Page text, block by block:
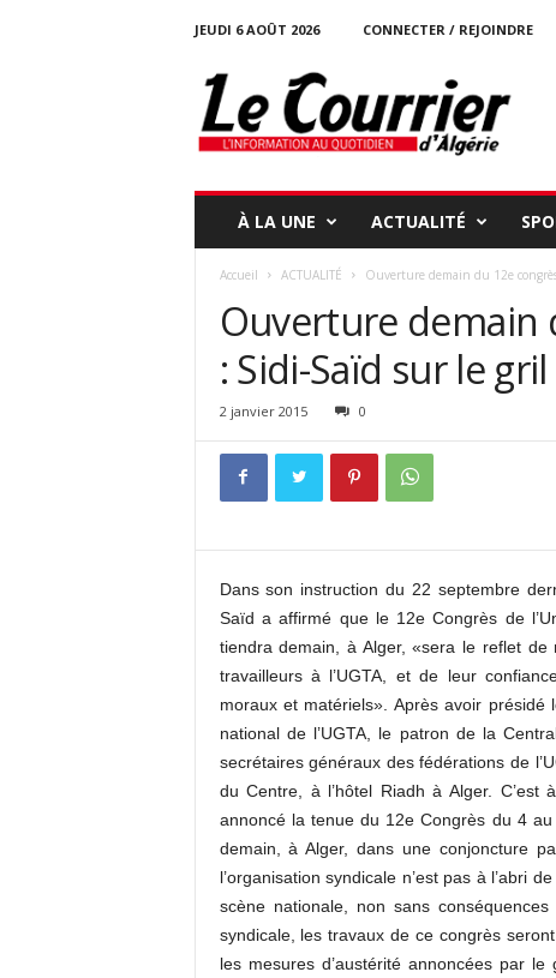
JEUDI 6 AOÛT 2026
CONNECTER / REJOINDRE
o
u
À LA UNE ACTUALITÉ
Accueil ACTUALITÉ Ouverture demain du 12e
Ouverture demain
: Sidi-Saïd sur le gril
2 janvier 2015 0
Dans son instruction du 22 septembre
Saïd a affirmé que le 12e Congrès de
tiendra demain, à Alger, «sera le reflet de
travailleurs à l’UGTA, et de leur
moraux et matériels». Après avoir
national de l’UGTA, le patron de la
secrétaires généraux des fédérations de
du Centre, à l’hôtel Riadh à Alger. C’est
annoncé la tenue du 12e Congrès du 4
demain, à Alger, dans une conjoncture
l’organisation syndicale n’est pas à l’abri
scène nationale, non sans
syndicale, les travaux de ce congrès
les mesures d’austérité annoncées par